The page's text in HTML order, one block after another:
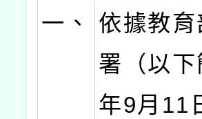
一、
依據教
署（以
年9月11